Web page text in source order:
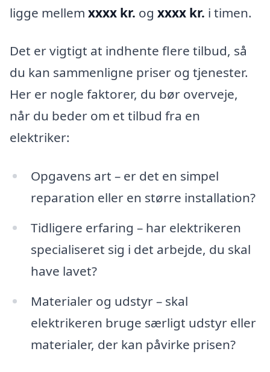
ligge mellem xxxx kr. og xxxx kr. i timen.
Det er vigtigt at indhente flere tilbud, så
du kan sammenligne priser og tjenester.
Her er nogle faktorer, du bør overveje,
når du beder om et tilbud fra en
elektriker:
Opgavens art – er det en simpel
reparation eller en større installation?
Tidligere erfaring – har elektrikeren
specialiseret sig i det arbejde, du skal
have lavet?
Materialer og udstyr – skal
elektrikeren bruge særligt udstyr eller
materialer, der kan påvirke prisen?